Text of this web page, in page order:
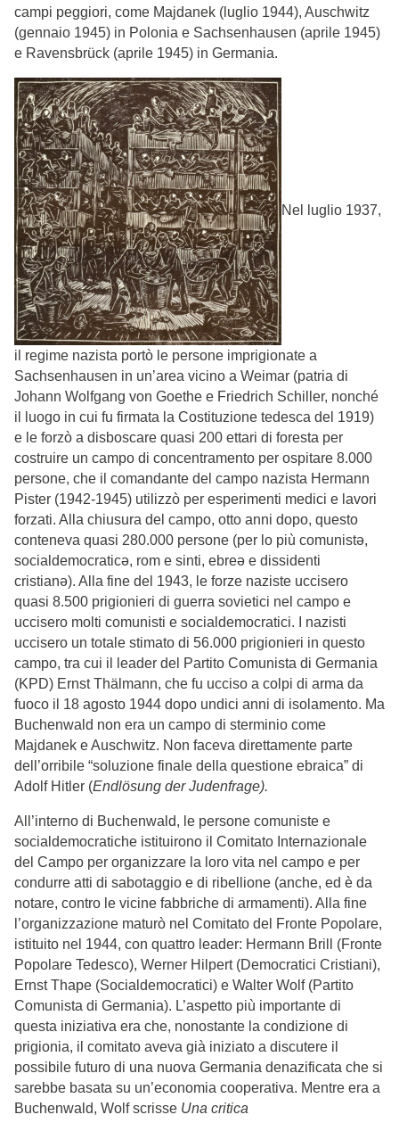
campi peggiori, come Majdanek (luglio 1944), Auschwitz
(gennaio 1945) in Polonia e Sachsenhausen (aprile 1945)
e Ravensbrück (aprile 1945) in Germania.
Nel luglio 1937,
il regime nazista portò le persone imprigionate a
Sachsenhausen in un’area vicino a Weimar (patria di
Johann Wolfgang von Goethe e Friedrich Schiller, nonché
il luogo in cui fu firmata la Costituzione tedesca del 1919)
e le forzò a disboscare quasi 200 ettari di foresta per
costruire un campo di concentramento per ospitare 8.000
persone, che il comandante del campo nazista Hermann
Pister (1942-1945) utilizzò per esperimenti medici e lavori
forzati. Alla chiusura del campo, otto anni dopo, questo
conteneva quasi 280.000 persone (per lo più comunistə,
socialdemocraticə, rom e sinti, ebreə e dissidenti
cristianə). Alla fine del 1943, le forze naziste uccisero
quasi 8.500 prigionieri di guerra sovietici nel campo e
uccisero molti comunisti e socialdemocratici. I nazisti
uccisero un totale stimato di 56.000 prigionieri in questo
campo, tra cui il leader del Partito Comunista di Germania
(KPD) Ernst Thälmann, che fu ucciso a colpi di arma da
fuoco il 18 agosto 1944 dopo undici anni di isolamento. Ma
Buchenwald non era un campo di sterminio come
Majdanek e Auschwitz. Non faceva direttamente parte
dell’orribile “soluzione finale della questione ebraica” di
Adolf Hitler (Endlösung der Judenfrage).
All’interno di Buchenwald, le persone comuniste e
socialdemocratiche istituirono il Comitato Internazionale
del Campo per organizzare la loro vita nel campo e per
condurre atti di sabotaggio e di ribellione (anche, ed è da
notare, contro le vicine fabbriche di armamenti). Alla fine
l’organizzazione maturò nel Comitato del Fronte Popolare,
istituito nel 1944, con quattro leader: Hermann Brill (Fronte
Popolare Tedesco), Werner Hilpert (Democratici Cristiani),
Ernst Thape (Socialdemocratici) e Walter Wolf (Partito
Comunista di Germania). L’aspetto più importante di
questa iniziativa era che, nonostante la condizione di
prigionia, il comitato aveva già iniziato a discutere il
possibile futuro di una nuova Germania denazificata che si
sarebbe basata su un’economia cooperativa. Mentre era a
Buchenwald, Wolf scrisse Una critica